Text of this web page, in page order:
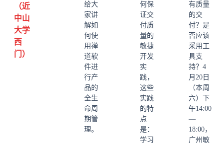
有质量
的交
付？是
否应该
采用工
具支
持？4
月20日
（本周
六）下
午14:00
—
18:00，
广州敏
何保
证交
付质
量的
敏捷
开发
实
践，
这些
实践
的特
点
是：
学习
给大
家讲
解如
何使
用禅
道软
件进
行产
品的
全生
命周
期管
理。
（近
中山
大学
西
门）